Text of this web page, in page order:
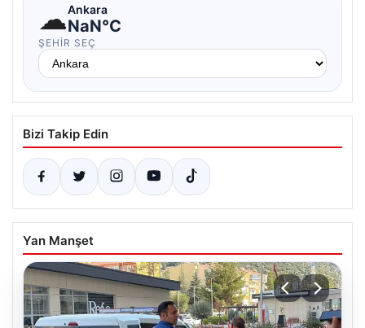
☁Ankara
NaN°C
ŞEHIR SEÇ
Bizi Takip Edin
Yan Manşet